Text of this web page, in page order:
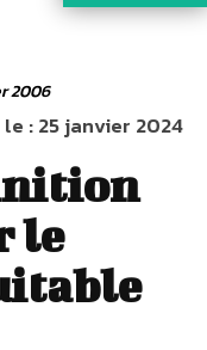
2006
:25 janvier 2024
le